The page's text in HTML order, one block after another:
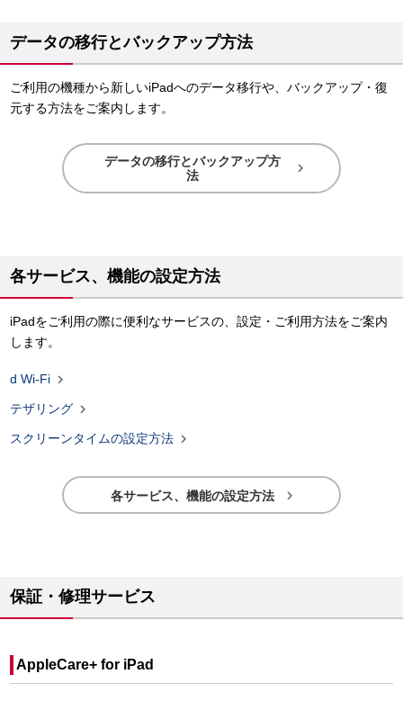
データの移行とバックアップ方法
ご利用の機種から新しいiPadへのデータ移行や、バックアップ・復
元する方法をご案内します。
データの移行とバックアップ方
法

各サービス、機能の設定方法
iPadをご利用の際に便利なサービスの、設定・ご利用方法をご案内
します。
d Wi-Fi 
テザリング 
スクリーンタイムの設定方法 
各サービス、機能の設定方法 
保証・修理サービス
AppleCare+ for iPad